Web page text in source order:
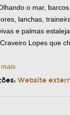
o mar,
lanchas,
e palmas
Lopes que
Website